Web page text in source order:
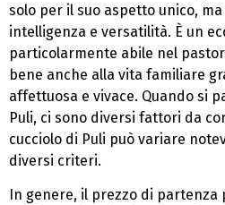
solo per il suo aspetto unico,
intelligenza e versatilità. È un
particolarmente abile nel
bene anche alla vita familiare
affettuosa e vivace. Quando si
Puli, ci sono diversi fattori da
cucciolo di Puli può variare
diversi criteri.
In genere, il prezzo di partenza